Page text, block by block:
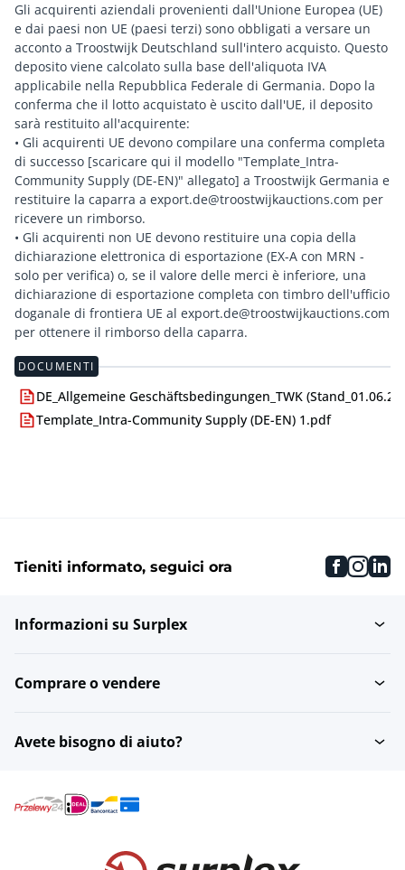
Gli acquirenti aziendali provenienti dall'Unione Europea (UE)
e dai paesi non UE (paesi terzi) sono obbligati a versare un
acconto a Troostwijk Deutschland sull'intero acquisto. Questo
deposito viene calcolato sulla base dell'aliquota IVA
applicabile nella Repubblica Federale di Germania. Dopo la
conferma che il lotto acquistato è uscito dall'UE, il deposito
sarà restituito all'acquirente:
• Gli acquirenti UE devono compilare una conferma completa
di successo [scaricare qui il modello "Template_Intra-
Community Supply (DE-EN)" allegato] a Troostwijk Germania e
restituire la caparra a export.de@troostwijkauctions.com per
ricevere un rimborso.
• Gli acquirenti non UE devono restituire una copia della
dichiarazione elettronica di esportazione (EX-A con MRN -
solo per verifica) o, se il valore delle merci è inferiore, una
dichiarazione di esportazione completa con timbro dell'ufficio
doganale di frontiera UE al export.de@troostwijkauctions.com
DOCUMENTI
DE_Allgemeine Geschäftsbedingungen_TWK
Template_Intra-Community Supply (DE-EN) 1.pdf
Tieniti informato, seguici ora
Informazioni su Surplex
Comprare o vendere
Avete bisogno di aiuto?